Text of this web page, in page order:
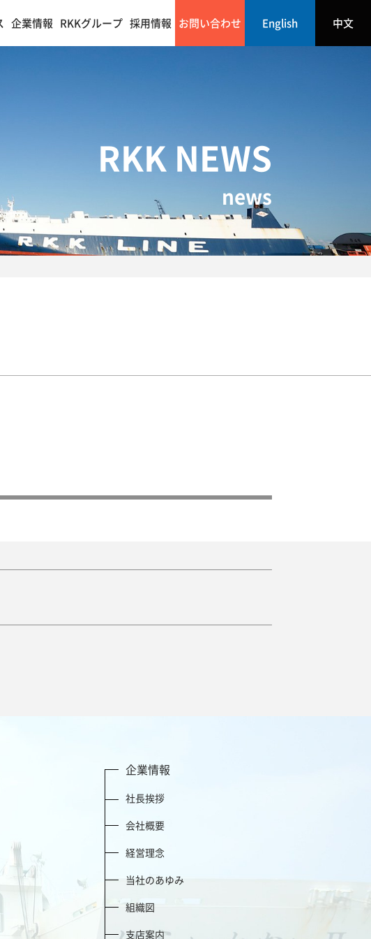
企業情報 RKKグループ 採用情報 お問い合わせ English 中文
RKK NEWS
news
企業情報
社長挨拶
会社概要
経営理念
当社のあゆみ
組織図
支店案内